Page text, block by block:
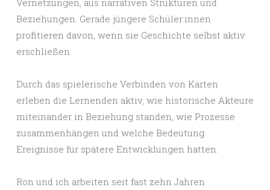
Beziehungen. Gerade jüngere Schüler:innen
profitieren davon, wenn sie Geschichte selbst aktiv
erschließen.
Durch das spielerische Verbinden von Karten
erleben die Lernenden aktiv, wie historische Akteure
miteinander in Beziehung standen, wie Prozesse
zusammenhängen und welche Bedeutung
Ereignisse für spätere Entwicklungen hatten.
Ron und ich arbeiten seit fast zehn Jahren